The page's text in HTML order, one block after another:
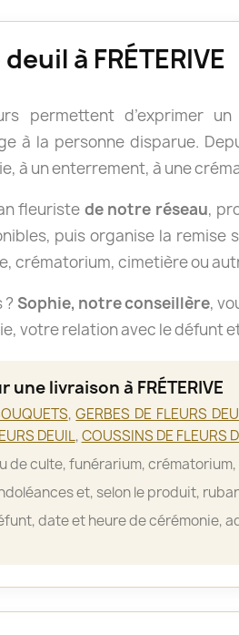
à FRÉTERIVE
permettent d’exprimer
à la personne disparue.
à un enterrement, à une
fleuriste de notre réseau,
puis organise la remise
crématorium, cimetière ou
? Sophie, notre conseillère,
votre relation avec le défunt
livraison à FRÉTERIVE
,GERBES DE FLEURS
DEUIL,COUSSINS DE FLEURS
de culte, funérarium,
et, selon le produit,
date et heure de cérémonie,